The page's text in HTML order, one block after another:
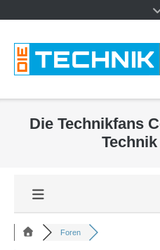
Die Technikfans
Foren